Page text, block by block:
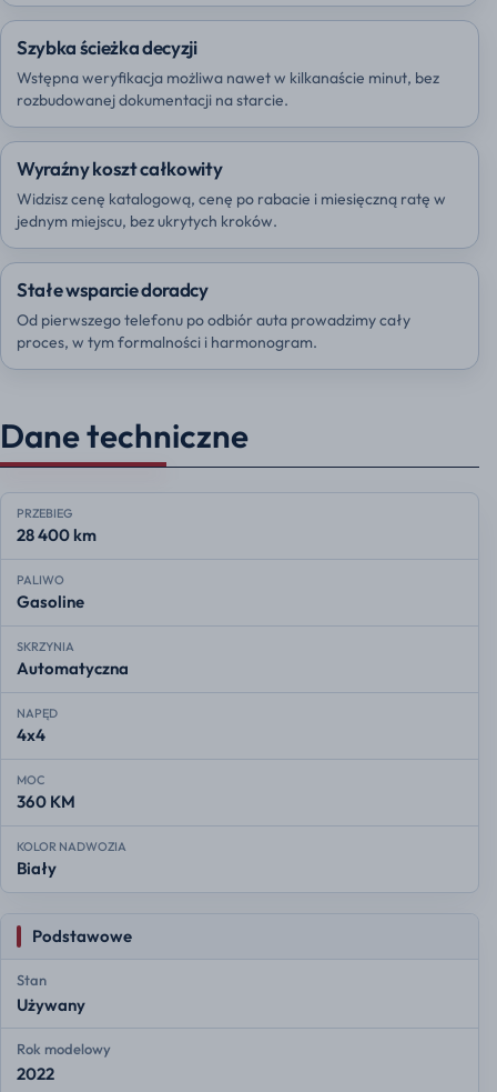
Szybka ścieżka decyzji
Wstępna weryfikacja możliwa nawet w kilkanaście minut, bez
rozbudowanej dokumentacji na starcie.
Wyraźny koszt całkowity
Widzisz cenę katalogową, cenę po rabacie i miesięczną ratę w
jednym miejscu, bez ukrytych kroków.
Stałe wsparcie doradcy
Od pierwszego telefonu po odbiór auta prowadzimy cały
proces, w tym formalności i harmonogram.
Dane techniczne
PRZEBIEG
28 400 km
PALIWO
Gasoline
SKRZYNIA
Automatyczna
NAPĘD
4x4
MOC
360 KM
KOLOR NADWOZIA
Biały
Podstawowe
Stan
Używany
Rok modelowy
2022